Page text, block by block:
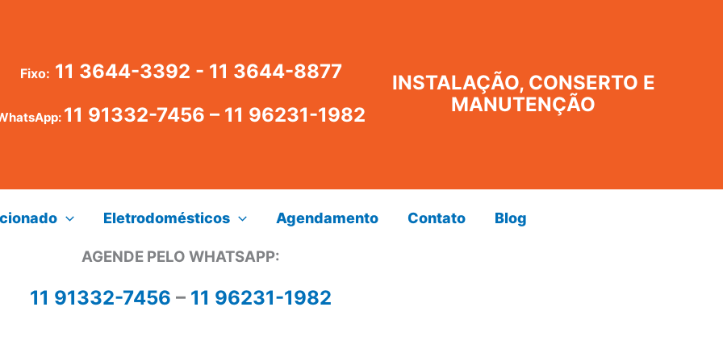
Fixo: 11 3644-3392 - 11 3644-8877
11 91332-7456 – 11 96231-1982
INSTALAÇÃO, CONSERTO E
MANUTENÇÃO
Eletrodomésticos Agendamento Contato Blog
AGENDE PELO WHATSAPP:
11 91332-7456 – 11 96231-1982